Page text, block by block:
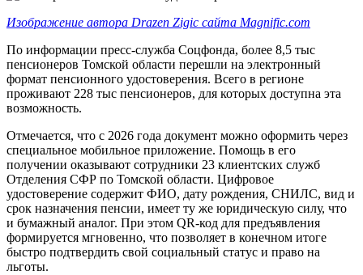
Изображение автора Drazen Zigic сайта Magnific.com
По информации пресс-служба Соцфонда, более 8,5 тыс
пенсионеров Томской области перешли на электронный
формат пенсионного удостоверения. Всего в регионе
проживают 228 тыс пенсионеров, для которых доступна эта
возможность.
Отмечается, что с 2026 года документ можно оформить через
специальное мобильное приложение. Помощь в его
получении оказывают сотрудники 23 клиентских служб
Отделения СФР по Томской области. Цифровое
удостоверение содержит ФИО, дату рождения, СНИЛС, вид и
срок назначения пенсии, имеет ту же юридическую силу, что
и бумажный аналог. При этом QR-код для предъявления
формируется мгновенно, что позволяет в конечном итоге
быстро подтвердить свой социальный статус и право на
льготы.